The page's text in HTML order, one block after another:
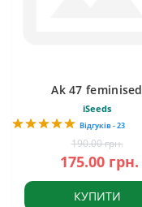
Ak 47 feminised
iSeeds
Відгуків - 23
190.00 грн.
175.00 грн.
КУПИТИ